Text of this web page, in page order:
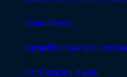
,
chaudières
,
humidité due à la
,
infiltrations d'eau